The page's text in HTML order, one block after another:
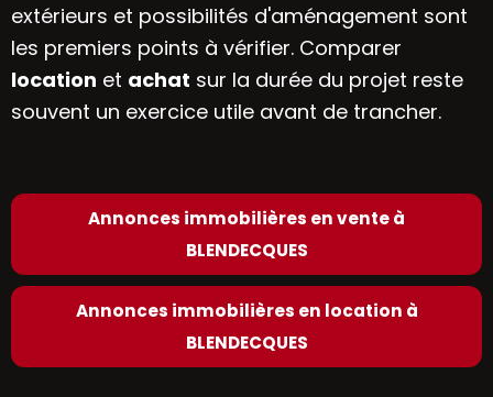
extérieurs et possibilités d'aménagement sont
les premiers points à vérifier. Comparer
location et achat sur la durée du projet reste
souvent un exercice utile avant de trancher.
Annonces immobilières en vente à
BLENDECQUES
Annonces immobilières en location à
BLENDECQUES